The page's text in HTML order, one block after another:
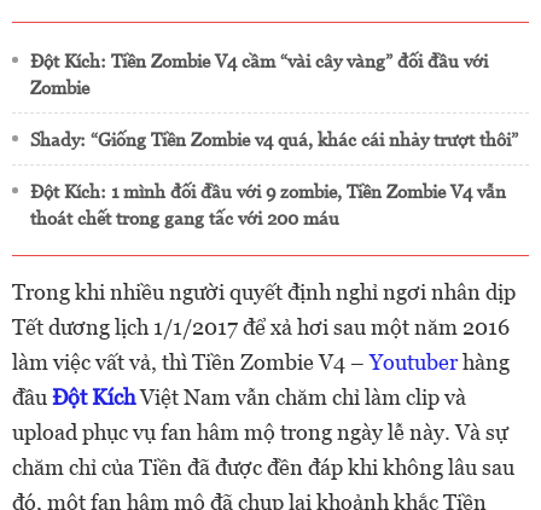
Đột Kích: Tiền Zombie V4 cầm “vài cây vàng” đối đầu với
Zombie
Shady: “Giống Tiền Zombie v4 quá, khác cái nhảy trượt thôi”
Đột Kích: 1 mình đối đầu với 9 zombie, Tiền Zombie V4 vẫn
thoát chết trong gang tấc với 200 máu
Trong khi nhiều người quyết định nghỉ ngơi nhân dịp
Tết dương lịch 1/1/2017 để xả hơi sau một năm 2016
làm việc vất vả, thì Tiền Zombie V4 –Youtuberhàng
đầu Đột KíchViệt Nam vẫn chăm chỉ làm clip và
upload phục vụ fan hâm mộ trong ngày lễ này. Và sự
chăm chỉ của Tiền đã được đền đáp khi không lâu sau
đó, một fan hâm mộ đã chụp lại khoảnh khắc Tiền